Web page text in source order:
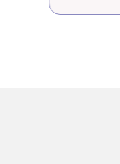
Eсли Вы
сайтом,